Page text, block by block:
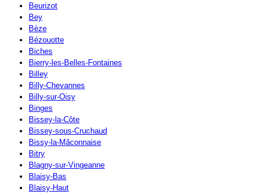
Beurizot
Bey
Bèze
Bézouotte
Biches
Bierry-les-Belles-Fontaines
Billey
Billy-Chevannes
Billy-sur-Oisy
Binges
Bissey-la-Côte
Bissey-sous-Cruchaud
Bissy-la-Mâconnaise
Bitry
Blagny-sur-Vingeanne
Blaisy-Bas
Blaisy-Haut